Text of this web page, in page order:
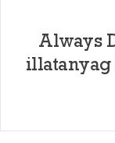
Always
illatanyag